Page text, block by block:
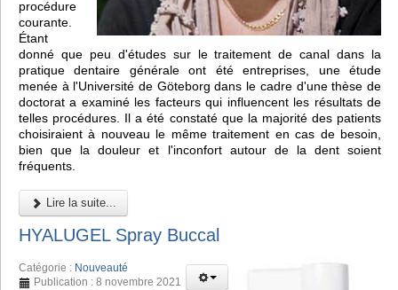
procédure
courante.
Étant
donné que peu d'études sur le traitement de canal dans la
pratique dentaire générale ont été entreprises, une étude
menée à l'Université de Göteborg dans le cadre d'une thèse de
doctorat a examiné les facteurs qui influencent les résultats de
telles procédures. Il a été constaté que la majorité des patients
choisiraient à nouveau le même traitement en cas de besoin,
bien que la douleur et l'inconfort autour de la dent soient
fréquents.
Lire la suite...
HYALUGEL Spray Buccal
Catégorie : Nouveauté
Publication : 8 novembre 2021